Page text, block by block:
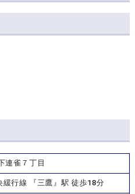
連雀７丁目
緩行線 『三鷹』駅 徒歩18分